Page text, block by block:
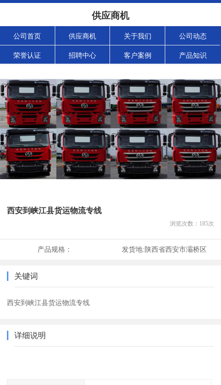
供应商机
公司首页 供应商机 关于我们 公司动态
荣誉认证 招聘中心 客户案例 产品知识
西安到峡江县货运物流专线
浏览次数： 185次
产品规格： 发货地:陕西省西安市灞桥区
关键词
西安到峡江县货运物流专线
详细说明